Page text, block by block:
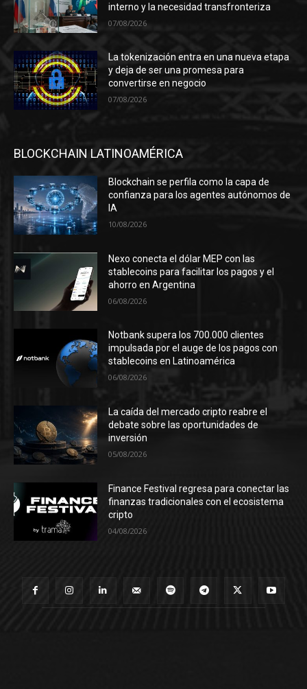
interno y la necesidad transfronteriza
07/08/2026
La tokenización entra en una nueva etapa
y deja de ser una promesa para
convertirse en negocio
07/08/2026
BLOCKCHAIN LATINOAMÉRICA
Blockchain se perfila como la capa de
confianza para los agentes autónomos de
IA
10/08/2026
Nexo conecta el dólar MEP con las
stablecoins para facilitar los pagos y el
ahorro en Argentina
06/08/2026
Notbank supera los 700.000 clientes
impulsada por el auge de los pagos con
stablecoins en Latinoamérica
06/08/2026
La caída del mercado cripto reabre el
debate sobre las oportunidades de
inversión
05/08/2026
Finance Festival regresa para conectar las
finanzas tradicionales con el ecosistema
cripto
04/08/2026